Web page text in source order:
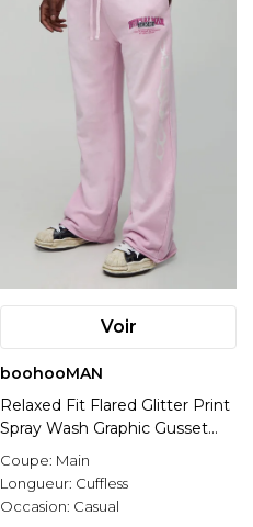
Voir
boohooMAN
Relaxed Fit Flared Glitter Print
Spray Wash Graphic Gusset
Joggers
Coupe: Main
Longueur: Cuffless
Occasion: Casual